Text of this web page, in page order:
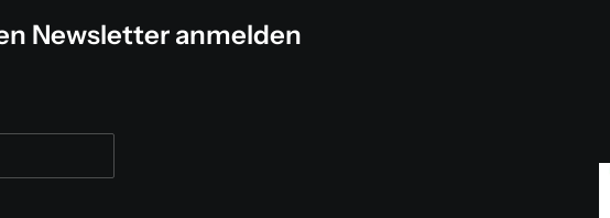
Newsletter anmelden